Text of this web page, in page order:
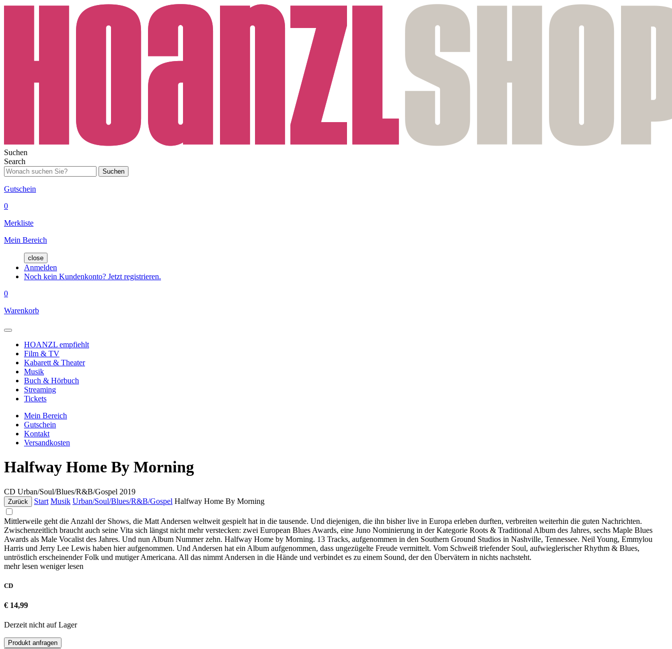
Suchen
Search
Suchen
Gutschein
0
Merkliste
Mein Bereich
close
Anmelden
Noch kein Kundenkonto? Jetzt registrieren.
0
Warenkorb
HOANZL empfiehlt
Film & TV
Kabarett & Theater
Musik
Buch & Hörbuch
Streaming
Tickets
Mein Bereich
Gutschein
Kontakt
Versandkosten
Halfway Home By Morning
CD Urban/Soul/Blues/R&B/Gospel 2019
Zurück Start Musik Urban/Soul/Blues/R&B/Gospel Halfway Home By Morning
Mittlerweile geht die Anzahl der Shows, die Matt Andersen weltweit gespielt hat in die tausende. Und diejenigen, die ihn bisher live in Europa erleben durften, verbreiten weiterhin die guten Nachrichten.
Zwischenzeitlich braucht auch seine Vita sich längst nicht mehr verstecken: zwei European Blues Awards, eine Juno Nominierung in der Kategorie Roots & Traditional Album des Jahres, sechs Maple Blues
Awards als Male Vocalist des Jahres. Und nun Album Nummer zehn. Halfway Home by Morning. 13 Tracks, aufgenommen in den Southern Ground Studios in Nashville, Tennessee. Neil Young, Emmylou
Harris und Jerry Lee Lewis haben hier aufgenommen. Und Andersen hat ein Album aufgenommen, dass ungezügelte Freude vermittelt. Vom Schweiß triefender Soul, aufwieglerischer Rhythm & Blues,
untröstlich erscheinender Folk und mutiger Americana. All das nimmt Andersen in die Hände und verbindet es zu einem Sound, der den Übervätern in nichts nachsteht.
mehr lesen weniger lesen
CD
€ 14,99
Derzeit nicht auf Lager
Produkt anfragen